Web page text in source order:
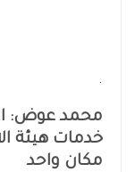
.
محمد عوض:
خدمات هيئة
مكان واحد